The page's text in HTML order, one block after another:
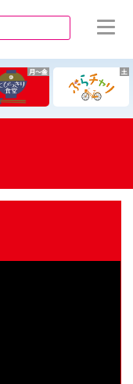
月～金 土